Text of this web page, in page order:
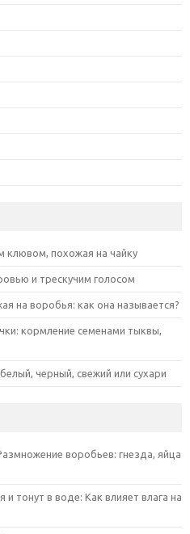
клювом, похожая на чайку
и трескучим голосом
на воробья: как она называется?
кормление семенами тыквы,
черный, свежий или сухари
воробьев: гнезда, яйца
и тонут в воде: Как влияет влага на